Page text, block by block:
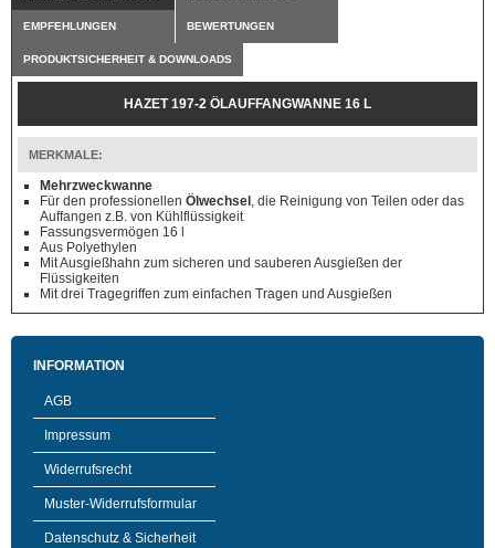
EMPFEHLUNGEN BEWERTUNGEN
PRODUKTSICHERHEIT & DOWNLOADS
HAZET 197-2 ÖLAUFFANGWANNE 16 L
MERKMALE:
Mehrzweckwanne
Für den professionellen Ölwechsel , die Reinigung von Teilen oder das
Auffangen z.B. von Kühlflüssigkeit
Fassungsvermögen 16 l
Aus Polyethylen
Mit Ausgießhahn zum sicheren und sauberen Ausgießen der
Flüssigkeiten
Mit drei Tragegriffen zum einfachen Tragen und Ausgießen
INFORMATION
AGB
Impressum
Widerrufsrecht
Muster-Widerrufsformular
Datenschutz & Sicherheit